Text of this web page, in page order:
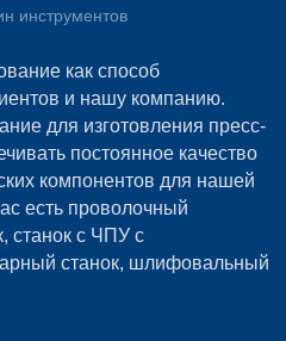
инструментов
как способ
и нашу компанию.
для изготовления пресс-
постоянное качество
компонентов для нашей
есть проволочный
станок с ЧПУ с
станок, шлифовальный